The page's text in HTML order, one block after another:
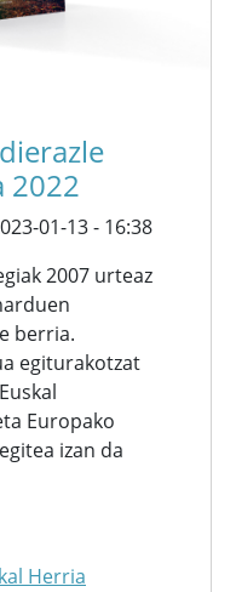
2022
01-13 - 16:38
2007 urteaz
berria.
egiturakotzat
Europako
izan da
Herria